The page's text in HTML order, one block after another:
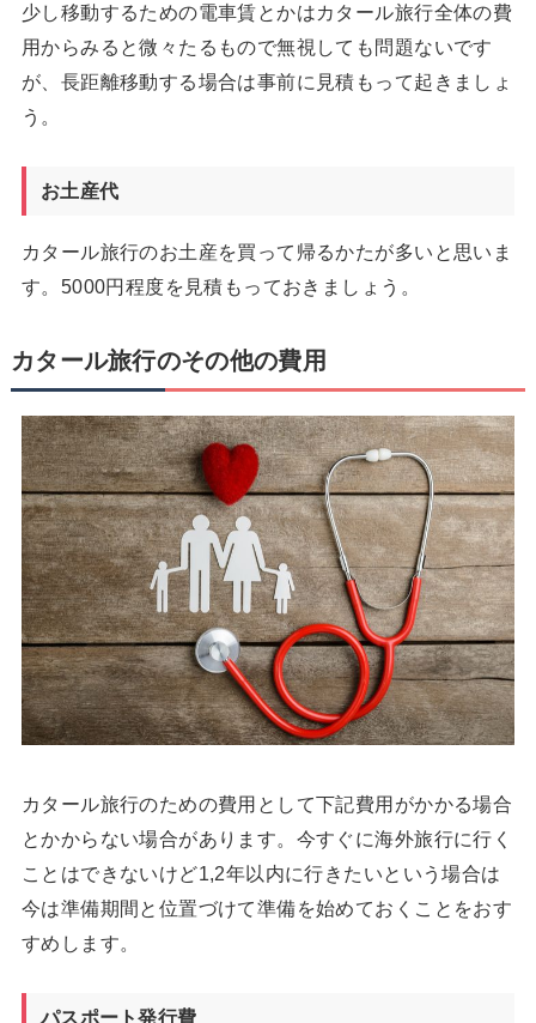
少し移動するための電車賃とかはカタール旅行全体の費
用からみると微々たるもので無視しても問題ないです
が、長距離移動する場合は事前に見積もって起きましょ
う。
お土産代
カタール旅行のお土産を買って帰るかたが多いと思いま
す。5000円程度を見積もっておきましょう。
カタール旅行のその他の費用
カタール旅行のための費用として下記費用がかかる場合
とかからない場合があります。今すぐに海外旅行に行く
ことはできないけど1,2年以内に行きたいという場合は
今は準備期間と位置づけて準備を始めておくことをおす
すめします。
パスポート発行費